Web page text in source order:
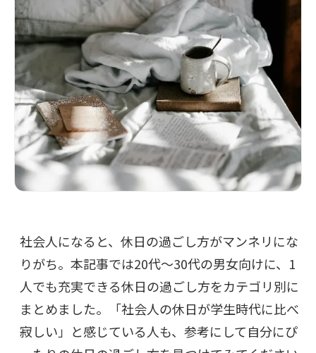
社会人になると、休日の過ごし方がマンネリにな
りがち。本記事では20代〜30代の男女向けに、1
人でも充実できる休日の過ごし方をカテゴリ別に
まとめました。「社会人の休日が学生時代に比べ
寂しい」と感じている人も、参考にして自分にぴ